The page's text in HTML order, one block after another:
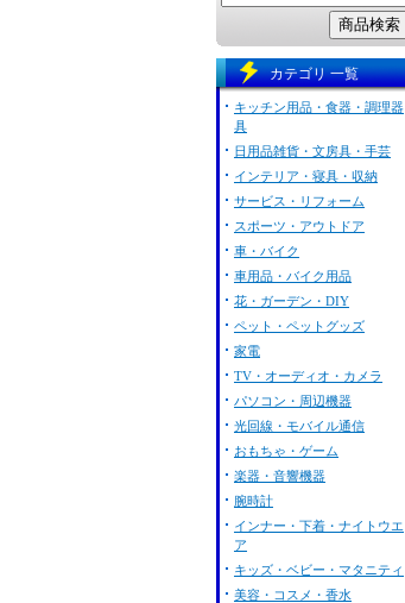
カテゴリ 一覧
キッチン用品・食器・調理器
具
日用品雑貨・文房具・手芸
インテリア・寝具・収納
サービス・リフォーム
スポーツ・アウトドア
車・バイク
車用品・バイク用品
花・ガーデン・DIY
ペット・ペットグッズ
家電
TV・オーディオ・カメラ
パソコン・周辺機器
光回線・モバイル通信
おもちゃ・ゲーム
楽器・音響機器
腕時計
インナー・下着・ナイトウエ
ア
キッズ・ベビー・マタニティ
美容・コスメ・香水